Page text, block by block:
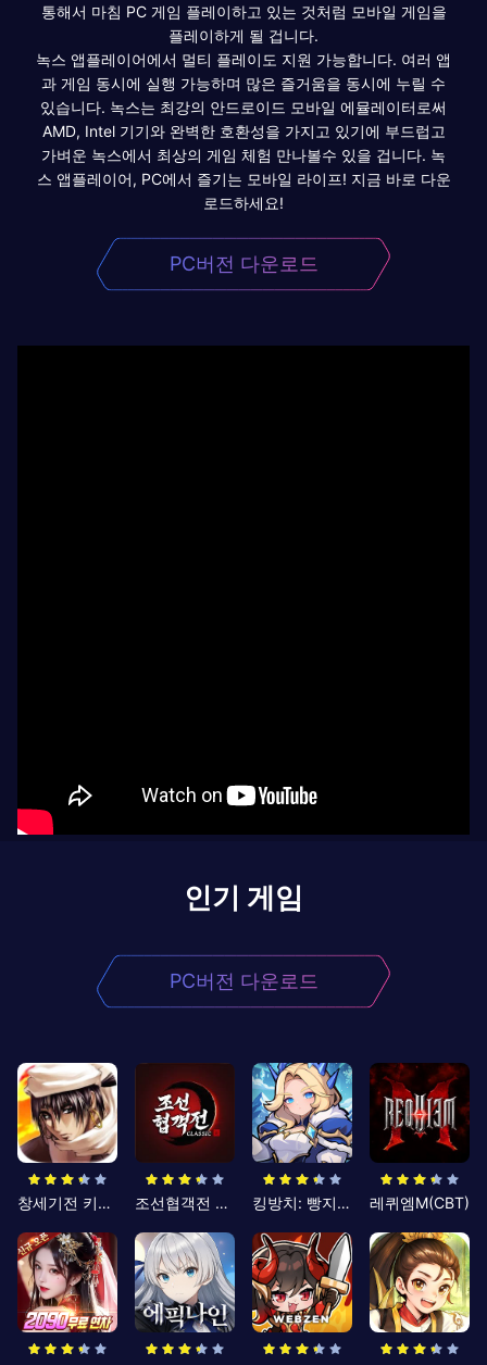
통해서 마침 PC 게임 플레이하고 있는 것처럼 모바일 게임을
플레이하게 될 겁니다.
녹스 앱플레이어에서 멀티 플레이도 지원 가능합니다. 여러 앱
과 게임 동시에 실행 가능하며 많은 즐거움을 동시에 누릴 수
있습니다. 녹스는 최강의 안드로이드 모바일 에뮬레이터로써
AMD, Intel 기기와 완벽한 호환성을 가지고 있기에 부드럽고
가벼운 녹스에서 최상의 게임 체험 만나볼수 있을 겁니다. 녹
스 앱플레이어, PC에서 즐기는 모바일 라이프! 지금 바로 다운
로드하세요!
PC버전 다운로드
인기 게임
PC버전 다운로드
창세기전 키우기 조선협객전 클래식 킹방치: 빵지의 제왕 레퀴엠M(CBT)